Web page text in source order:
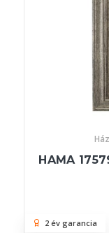
HAMA
2 év garancia